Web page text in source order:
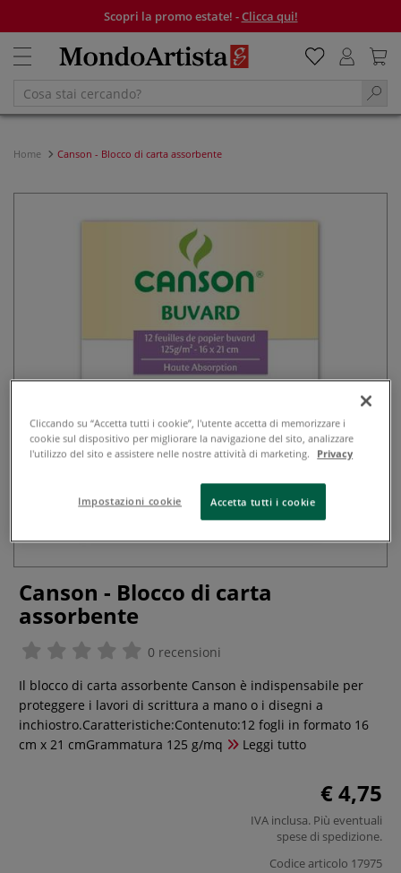
Scopri la promo estate! -Clicca qui!
Home Canson - Blocco di carta assorbente
Canson - Blocco di carta
assorbente
0 recensioni
Il blocco di carta assorbente Canson è indispensabile per
proteggere i lavori di scrittura a mano o i disegni a
inchiostro.Caratteristiche:Contenuto:12 fogli in formato 16
cm x 21 cmGrammatura 125 g/mq
Leggi tutto
€ 4,75
IVA inclusa. Più eventuali
spese di spedizione.
Codice articolo 17975
Cliccando su “Accetta tutti i cookie”, l'utente accetta di memorizzare i
cookie sul dispositivo per migliorare la navigazione del sito, analizzare
l'utilizzo del sito e assistere nelle nostre attività di marketing. Privacy
Impostazioni cookie Accetta tutti i cookie